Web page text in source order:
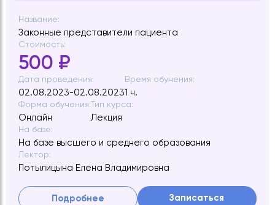
Название:
Законные представители пациента
Стоимость:
500 ₽
Дата проведения:
02.08.2023-02.08.2023
Время обучения:
1 ч.
Форма обучения:
Онлайн
Тип курса:
Лекция
На базе:
На базе высшего и среднего образования
Лектор:
Потылицына Елена Владимировна
Подробнее Записаться